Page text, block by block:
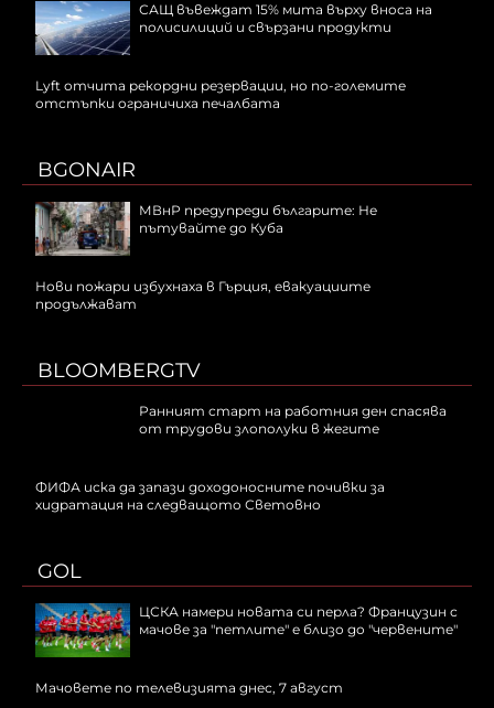
САЩ въвеждат 15% мита върху вноса на
полисилиций и свързани продукти
Lyft отчита рекордни резервации, но по-големите
отстъпки ограничиха печалбата
BGONAIR
МВнР предупреди българите: Не
пътувайте до Куба
Нови пожари избухнаха в Гърция, евакуациите
продължават
BLOOMBERGTV
Ранният старт на работния ден спасява
от трудови злополуки в жегите
ФИФА иска да запази доходоносните почивки за
хидратация на следващото Световно
GOL
ЦСКА намери новата си перла? Французин с
мачове за "петлите" е близо до "червените"
Мачовете по телевизията днес, 7 август